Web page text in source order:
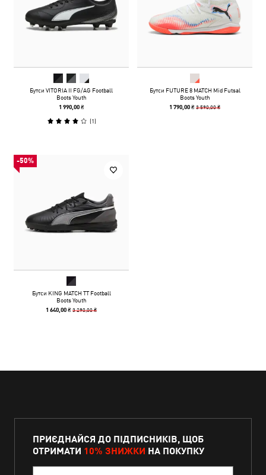
Бутси VITORIA II FG/AG Football
Boots Youth
1 990,00 ₴
(1)
Бутси FUTURE 8 MATCH Mid Futsal
Boots Youth
1 790,00 ₴3 590,00 ₴
-50%
Бутси KING MATCH TT Football
Boots Youth
1 640,00 ₴3 290,00 ₴
ПРИЄДНАЙСЯ ДО ПІДПИСНИКІВ, ЩОБ
ОТРИМАТИ 10% ЗНИЖКИ НА ПОКУПКУ